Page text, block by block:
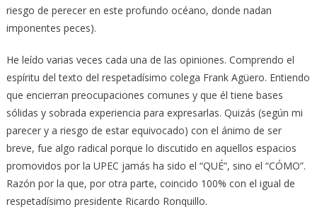
riesgo de perecer en este profundo océano, donde nadan
imponentes peces).
He leído varias veces cada una de las opiniones. Comprendo el
espíritu del texto del respetadísimo colega Frank Agüero. Entiendo
que encierran preocupaciones comunes y que él tiene bases
sólidas y sobrada experiencia para expresarlas. Quizás (según mi
parecer y a riesgo de estar equivocado) con el ánimo de ser
breve, fue algo radical porque lo discutido en aquellos espacios
promovidos por la UPEC jamás ha sido el “QUÉ”, sino el “CÓMO”.
Razón por la que, por otra parte, coincido 100% con el igual de
respetadísimo presidente Ricardo Ronquillo.